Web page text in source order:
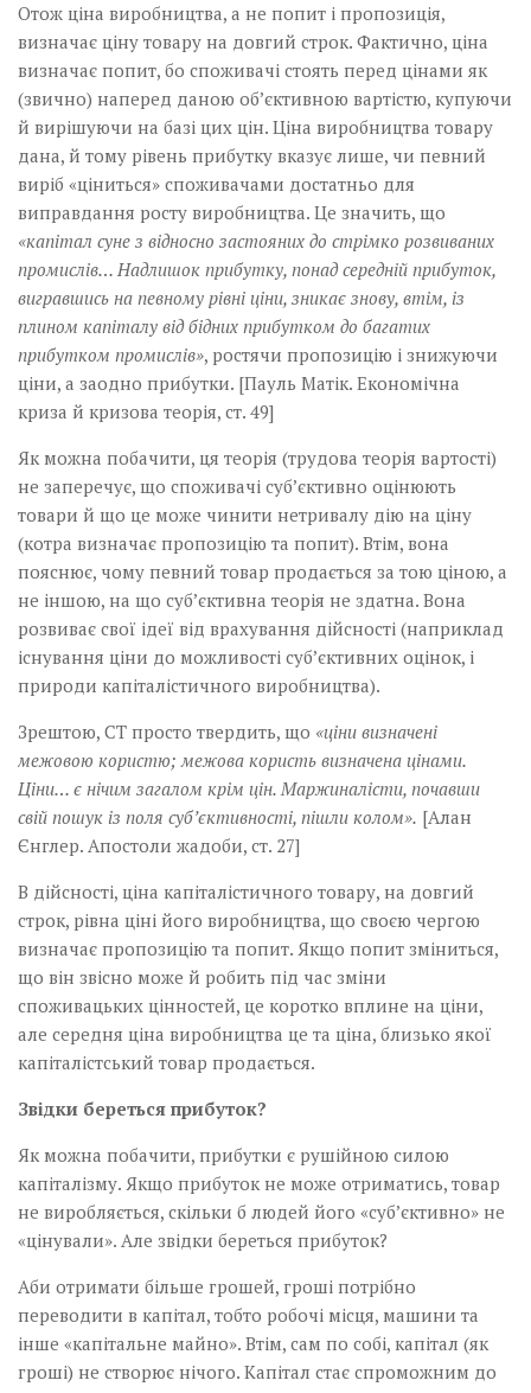
Отож ціна виробництва, а не попит і пропозиція,
визначає ціну товару на довгий строк. Фактично, ціна
визначає попит, бо споживачі стоять перед цінами як
(звично) наперед даною об’єктивною вартістю, купуючи
й вирішуючи на базі цих цін. Ціна виробництва товару
дана, й тому рівень прибутку вказує лише, чи певний
виріб «ціниться» споживачами достатньо для
виправдання росту виробництва. Це значить, що
«капітал суне з відносно застояних до стрімко розвиваних
промислів… Надлишок прибутку, понад середній прибуток,
вигравшись на певному рівні ціни, зникає знову, втім, із
плином капіталу від бідних прибутком до багатих
прибутком промислів», ростячи пропозицію і знижуючи
ціни, а заодно прибутки. [Пауль Матік. Економічна
криза й кризова теорія, ст. 49]
Як можна побачити, ця теорія (трудова теорія вартості)
не заперечує, що споживачі суб’єктивно оцінюють
товари й що це може чинити нетривалу дію на ціну
(котра визначає пропозицію та попит). Втім, вона
пояснює, чому певний товар продається за тою ціною, а
не іншою, на що суб’єктивна теорія не здатна. Вона
розвиває свої ідеї від врахування дійсності (наприклад
існування ціни до можливості суб’єктивних оцінок, і
природи капіталістичного виробництва).
Зрештою, СТ просто твердить, що «ціни визначені
межовою користю; межова користь визначена цінами.
Ціни… є нічим загалом крім цін. Маржиналісти, почавши
свій пошук із поля суб’єктивності, пішли колом». [Алан
Єнглер. Апостоли жадоби, ст. 27]
В дійсності, ціна капіталістичного товару, на довгий
строк, рівна ціні його виробництва, що своєю чергою
визначає пропозицію та попит. Якщо попит зміниться,
що він звісно може й робить під час зміни
споживацьких цінностей, це коротко вплине на ціни,
але середня ціна виробництва це та ціна, близько якої
капіталістський товар продається.
Звідки береться прибуток?
Як можна побачити, прибутки є рушійною силою
капіталізму. Якщо прибуток не може отриматись, товар
не виробляється, скільки б людей його «суб’єктивно» не
«цінували». Але звідки береться прибуток?
Аби отримати більше грошей, гроші потрібно
переводити в капітал, тобто робочі місця, машини та
інше «капітальне майно». Втім, сам по собі, капітал (як
гроші) не створює нічого. Капітал стає спроможним до